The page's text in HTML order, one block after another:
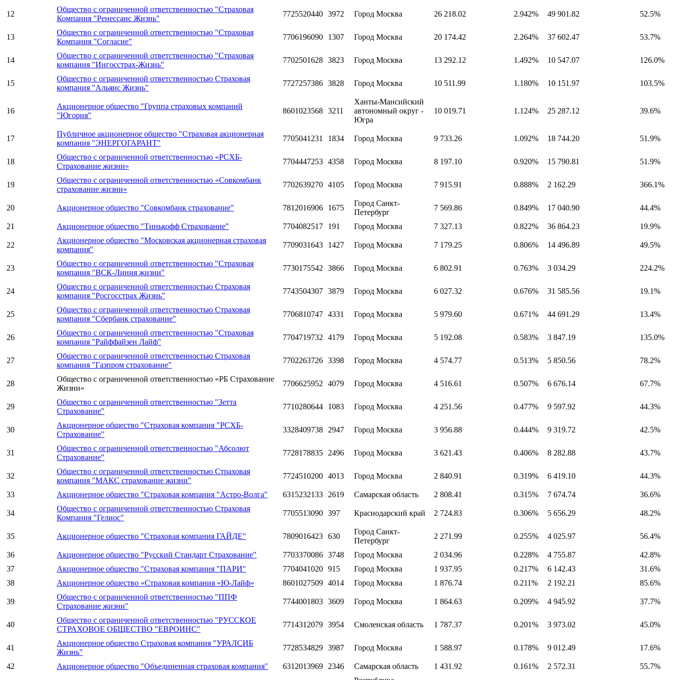
12
Общество с ограниченной ответственностью "Страховая
Компания "Ренессанс Жизнь"
7725520440 3972 Город Москва 26 218.02 2.942% 49 901.82 52.5%
13
Общество с ограниченной ответственностью "Страховая
Компания "Согласие"
7706196090 1307 Город Москва 20 174.42 2.264% 37 602.47 53.7%
14
Общество с ограниченной ответственностью "Страховая
компания "Ингосстрах-Жизнь"
7702501628 3823 Город Москва 13 292.12 1.492% 10 547.07 126.0%
15
Общество с ограниченной ответственностью Страховая
компания "Альянс Жизнь"
7727257386 3828 Город Москва 10 511.99 1.180% 10 151.97 103.5%
16
Акционерное общество "Группа страховых компаний
"Югория"
8601023568 3211
Ханты-Мансийский
автономный округ -
Югра
10 019.71 1.124% 25 287.12 39.6%
17
Публичное акционерное общество "Страховая акционерная
компания "ЭНЕРГОГАРАНТ"
7705041231 1834 Город Москва 9 733.26 1.092% 18 744.20 51.9%
18
Общество с ограниченной ответственностью «РСХБ-
Страхование жизни»
7704447253 4358 Город Москва 8 197.10 0.920% 15 790.81 51.9%
19
Общество с ограниченной ответственностью «Совкомбанк
страхование жизни»
7702639270 4105 Город Москва 7 915.91 0.888% 2 162.29 366.1%
20 Акционерное общество "Совкомбанк страхование" 7812016906 1675
Город Санкт-
Петербург
7 569.86 0.849% 17 040.90 44.4%
21 Акционерное общество "Тинькофф Страхование" 7704082517 191 Город Москва 7 327.13 0.822% 36 864.23 19.9%
22
Акционерное общество "Московская акционерная страховая
компания"
7709031643 1427 Город Москва 7 179.25 0.806% 14 496.89 49.5%
23
Общество с ограниченной ответственностью "Страховая
компания "ВСК-Линия жизни"
7730175542 3866 Город Москва 6 802.91 0.763% 3 034.29 224.2%
24
Общество с ограниченной ответственностью Страховая
компания "Росгосстрах Жизнь"
7743504307 3879 Город Москва 6 027.32 0.676% 31 585.56 19.1%
25
Общество с ограниченной ответственностью Страховая
компания "Сбербанк страхование"
7706810747 4331 Город Москва 5 979.60 0.671% 44 691.29 13.4%
26
Общество с ограниченной ответственностью "Страховая
компания "Райффайзен Лайф"
7704719732 4179 Город Москва 5 192.08 0.583% 3 847.19 135.0%
27
Общество с ограниченной ответственностью Страховая
компания "Газпром страхование"
7702263726 3398 Город Москва 4 574.77 0.513% 5 850.56 78.2%
28
Общество с ограниченной ответственностью «РБ Страхование
Жизни»
7706625952 4079 Город Москва 4 516.61 0.507% 6 676.14 67.7%
29
Общество с ограниченной ответственностью "Зетта
Страхование"
7710280644 1083 Город Москва 4 251.56 0.477% 9 597.92 44.3%
30
Акционерное общество "Страховая компания "РСХБ-
Страхование"
3328409738 2947 Город Москва 3 956.88 0.444% 9 319.72 42.5%
31
Общество с ограниченной ответственностью "Абсолют
Страхование"
7728178835 2496 Город Москва 3 621.43 0.406% 8 282.88 43.7%
32
Общество с ограниченной ответственностью Страховая
компания "МАКС страхование жизни"
7724510200 4013 Город Москва 2 840.91 0.319% 6 419.10 44.3%
33 Акционерное общество "Страховая компания "Астро-Волга" 6315232133 2619 Самарская область 2 808.41 0.315% 7 674.74 36.6%
34
Общество с ограниченной ответственностью Страховая
Компания "Гелиос"
7705513090 397 Краснодарский край 2 724.83 0.306% 5 656.29 48.2%
35 Акционерное общество "Страховая компания ГАЙДЕ" 7809016423 630
Город Санкт-
Петербург
2 271.99 0.255% 4 025.97 56.4%
36 Акционерное общество "Русский Стандарт Страхование" 7703370086 3748 Город Москва 2 034.96 0.228% 4 755.87
42.8%
37
Акционерное общество "Страховая компания "ПАРИ" 7704041020 915 Город Москва 1 937.95 0.217% 6 142.43
31.6%
38
Акционерное общество «Страховая компания «Ю-Лайф» 8601027509 4014 Город Москва 1 876.74 0.211% 2 192.21 85.6%
39
Общество с ограниченной ответственностью "ППФ
Страхование жизни"
7744001803 3609 Город Москва 1 864.63 0.209% 4 945.92 37.7%
40
Общество с ограниченной ответственностью "РУССКОЕ
СТРАХОВОЕ ОБЩЕСТВО "ЕВРОИНС"
7714312079 3954 Смоленская область 1 787.37 0.201% 3 973.02 45.0%
41
Акционерное общество Страховая компания "УРАЛСИБ
Жизнь"
7728534829 3987 Город Москва 1 588.97 0.178% 9 012.49 17.6%
42 Акционерное общество "Объединенная страховая компания" 6312013969 2346 Самарская область 1 431.92 0.161% 2 572.31 55.7%